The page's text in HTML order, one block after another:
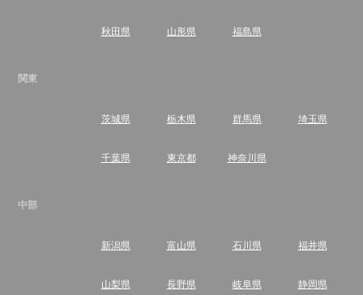
秋田県 山形県 福島県
関東
茨城県 栃木県 群馬県 埼玉県
千葉県 東京都 神奈川県
中部
新潟県 富山県 石川県 福井県
山梨県 長野県 岐阜県 静岡県